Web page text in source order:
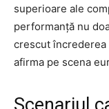
superioare ale
performanță nu
crescut încrederea
afirma pe scena